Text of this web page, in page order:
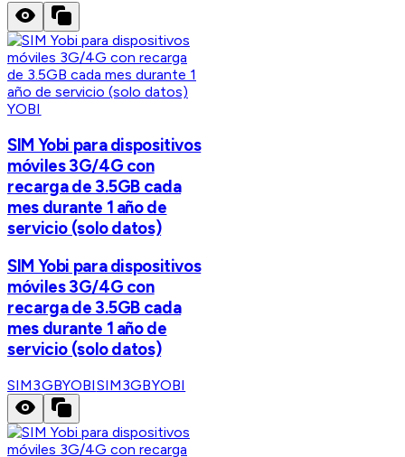
YOBI
SIM Yobi para dispositivos
móviles 3G/4G con
recarga de 3.5GB cada
mes durante 1 año de
servicio (solo datos)
SIM Yobi para dispositivos
móviles 3G/4G con
recarga de 3.5GB cada
mes durante 1 año de
servicio (solo datos)
SIM3GBYOBISIM3GBYOBI